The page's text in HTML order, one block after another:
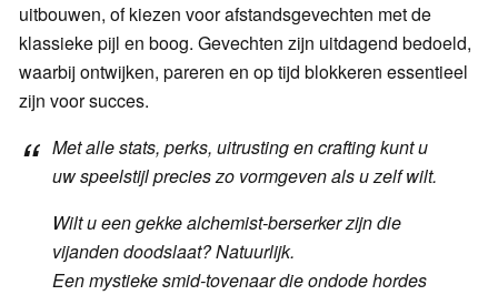
uitbouwen, of kiezen voor afstandsgevechten met de
klassieke pijl en boog. Gevechten zijn uitdagend bedoeld,
waarbij ontwijken, pareren en op tijd blokkeren essentieel
zijn voor succes.
Met alle stats, perks, uitrusting en crafting kunt u
uw speelstijl precies zo vormgeven als u zelf wilt.
Wilt u een gekke alchemist-berserker zijn die
vijanden doodslaat? Natuurlijk.
Een mystieke smid-tovenaar die ondode hordes